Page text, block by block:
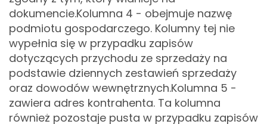
dokumencie.Kolumna 4 - obejmuje nazwę
podmiotu gospodarczego. Kolumny tej nie
wypełnia się w przypadku zapisów
dotyczących przychodu ze sprzedaży na
podstawie dziennych zestawień sprzedaży
oraz dowodów wewnętrznych.Kolumna 5 -
zawiera adres kontrahenta. Ta kolumna
również pozostaje pusta w przypadku zapisów